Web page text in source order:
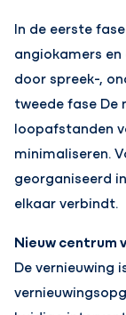
In de eerste
angiokamers
door spreek-,
tweede fase De
loopafstanden
minimaliseren.
georganiseerd
elkaar verbindt.
Nieuw centrum
De vernieuwing